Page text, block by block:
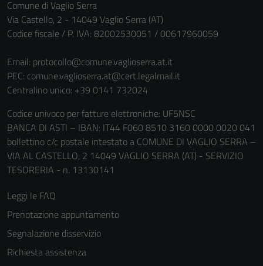
Comune di Vaglio Serra
Via Castello, 2 - 14049 Vaglio Serra (AT)
Codice fiscale / P. IVA: 82002530051 / 00617960059
Email: protocollo@comune.vaglioserra.at.it
PEC: comune.vaglioserra.at@cert.legalmail.it
Centralino unico: +39 0141 732024
Codice univoco per fatture elettroniche: UF5NSC
BANCA DI ASTI – IBAN: IT44 F060 8510 3160 0000 0020 041
bollettino c/c postale intestato a COMUNE DI VAGLIO SERRA –
VIA AL CASTELLO, 2 14049 VAGLIO SERRA (AT) - SERVIZIO
TESORERIA - n. 13130141
Leggi le FAQ
Prenotazione appuntamento
Segnalazione disservizio
Richiesta assistenza